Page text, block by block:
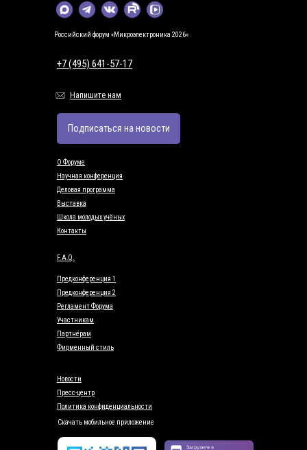
О Форуме
Научная конференция
Деловая программа
Выставка
Школа молодых учёных
Контакты
Предконференция 1
Предконференция 2
Регламент Форума
Участникам
Партнёрам
Фирменный стиль
Новости
Пресс-центр
Политика конфиденциальности
+7 (495) 641-57-17
Напишите нам
F.A.Q.
Российский форум «Микроэлектроника 2026»
Скачать мобильное приложение
Подписаться на новости